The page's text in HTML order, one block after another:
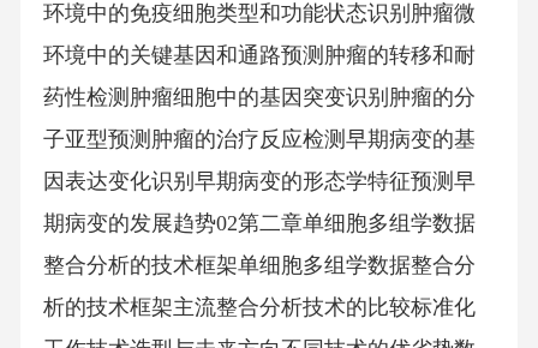
环境中的免疫细胞类型和功能状态识别肿瘤微
环境中的关键基因和通路预测肿瘤的转移和耐
药性检测肿瘤细胞中的基因突变识别肿瘤的分
子亚型预测肿瘤的治疗反应检测早期病变的基
因表达变化识别早期病变的形态学特征预测早
期病变的发展趋势02第二章单细胞多组学数据
整合分析的技术框架单细胞多组学数据整合分
析的技术框架主流整合分析技术的比较标准化